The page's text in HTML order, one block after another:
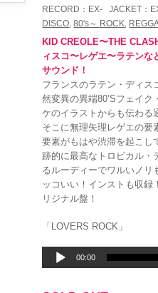
RECORD： EX- JACKET：
DISCO,80's～ ROCK,
KID CREOLE〜THE
ィスコ〜レゲエ〜ラテンな
サウンド！
フランスのラテン・ディス
然変異の異端80’Sフェイ
ケのイラストからも伝わる
そこに無理矢理レゲエの要
要素がもはや渋滞を起こし
跡的に最高なトロピカル・
るルーディーでワルいノリ
ッコいい！インストも収録
リジナル盤！
「LOVERS ROCK」
声
00:00